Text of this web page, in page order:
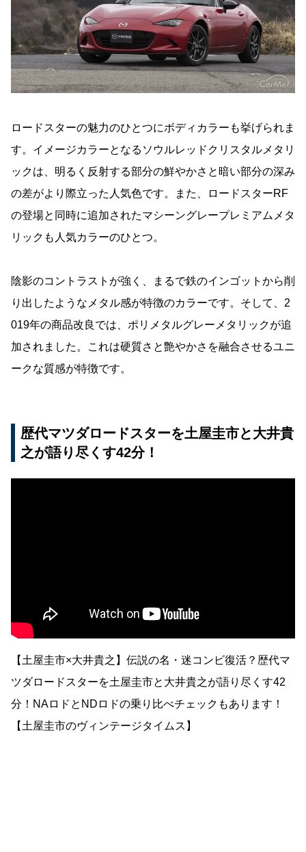
ロードスターの魅力のひとつにボディカラーも挙げられま
す。イメージカラーとなるソウルレッドクリスタルメタリ
ックは、明るく反射する部分の鮮やかさと暗い部分の深み
の差がより際立った人気色です。また、ロードスターRF
の登場と同時に追加されたマシーングレープレミアムメタ
リックも人気カラーのひとつ。
陰影のコントラストが強く、まるで鉄のインゴットから削
り出したようなメタル感が特徴のカラーです。そして、2
019年の商品改良では、ポリメタルグレーメタリックが追
加されました。これは硬質さと艶やかさを融合させるユニ
ークな質感が特徴です。
歴代マツダロードスターを土屋圭市と大井貴
之が語り尽くす42分！
【土屋圭市×大井貴之】伝説の名・迷コンビ復活？歴代マ
ツダロードスターを土屋圭市と大井貴之が語り尽くす42
分！NAロドとNDロドの乗り比べチェックもあります！
【土屋圭市のヴィンテージタイムス】